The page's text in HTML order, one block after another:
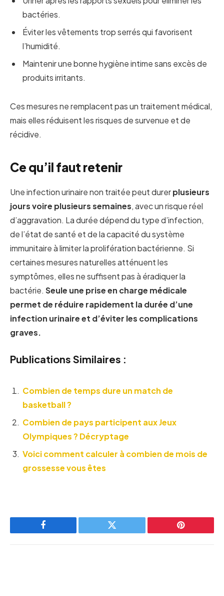
bactéries.
Éviter les vêtements trop serrés qui favorisent
l’humidité.
Maintenir une bonne hygiène intime sans excès de
produits irritants.
Ces mesures ne remplacent pas un traitement médical,
mais elles réduisent les risques de survenue et de
récidive.
Ce qu’il faut retenir
Une infection urinaire non traitée peut durerplusieurs
jours voire plusieurs semaines, avec un risque réel
d’aggravation. La durée dépend du type d’infection,
de l’état de santé et de la capacité du système
immunitaire à limiter la prolifération bactérienne. Si
certaines mesures naturelles atténuent les
symptômes, elles ne suffisent pas à éradiquer la
bactérie. Seule une prise en charge médicale
permet de réduire rapidement la durée d’une
infection urinaire et d’éviter les complications
graves.
Publications Similaires :
Combien de temps dure un match de
basketball ?
Combien de pays participent aux Jeux
Olympiques ? Décryptage
Voici comment calculer à combien de mois de
grossesse vous êtes
Facebook Twitter Pinterest